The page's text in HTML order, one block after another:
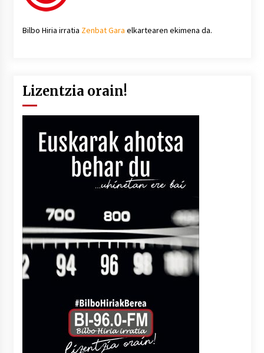
Bilbo Hiria irratia Zenbat Gara elkartearen ekimena da.
Lizentzia orain!